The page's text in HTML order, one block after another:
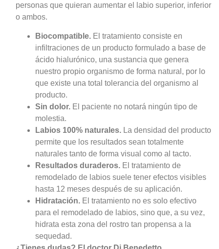
personas que quieran aumentar el labio superior, inferior
o ambos.
Biocompatible.El tratamiento consiste en
infiltraciones de un producto formulado a base de
ácido hialurónico, una sustancia que genera
nuestro propio organismo de forma natural, por lo
que existe una total tolerancia del organismo al
producto.
Sin dolor.El paciente no notará ningún tipo de
molestia.
Labios 100% naturales.La densidad del producto
permite que los resultados sean totalmente
naturales tanto de forma visual como al tacto.
Resultados duraderos.El tratamiento de
remodelado de labios suele tener efectos visibles
hasta 12 meses después de su aplicación.
Hidratación.El tratamiento no es solo efectivo
para el remodelado de labios, sino que, a su vez,
hidrata esta zona del rostro tan propensa a la
sequedad.